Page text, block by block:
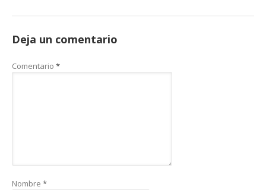
Deja un comentario
Comentario *
Nombre *